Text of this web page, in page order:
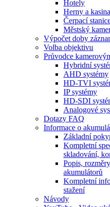
Hotely
Herny a kasina
Čerpací
Městský
Výpočet doby
Volba objektivu
Průvodce
Hybridní
AHD systémy
HD-TVI
IP systémy
HD-SDI
Analogové
Dotazy FAQ
Informace o
Základní
Kompletní
skladování,
Popis,
akumulátorů
Kompletní
stažení
Návody